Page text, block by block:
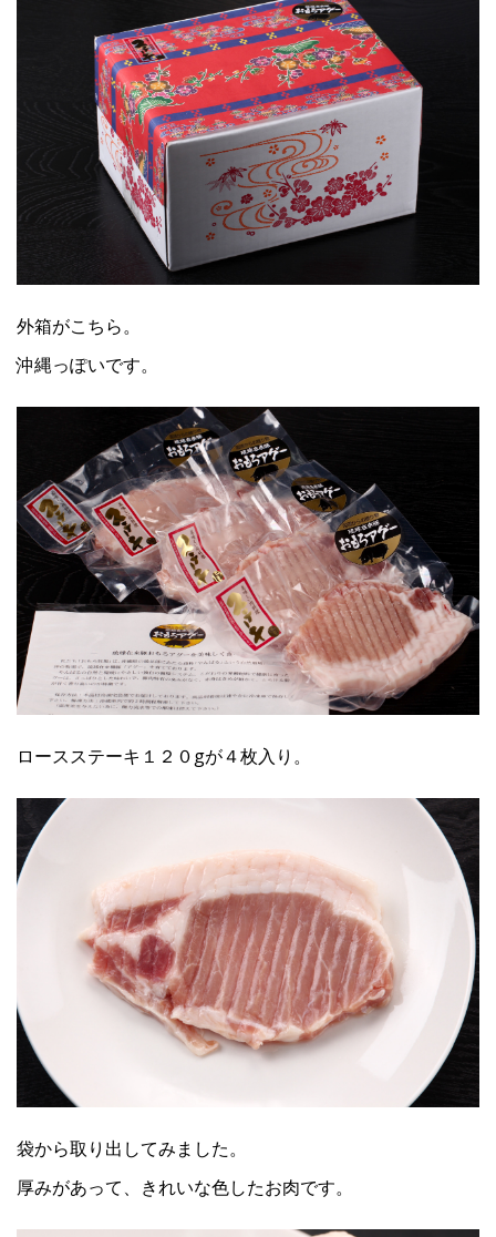
外箱がこちら。
沖縄っぽいです。
ロースステーキ１２０gが４枚入り。
袋から取り出してみました。
厚みがあって、きれいな色したお肉です。